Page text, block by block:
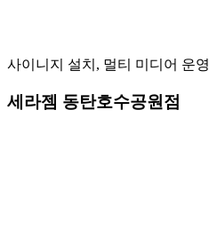
사이니지 설치, 멀티 미디어 운영
세라젬 동탄호수공원점